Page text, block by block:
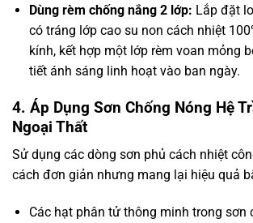
Dùng rèm chống nắng 2 lớp: Lắp đặt
có tráng lớp cao su non cách nhiệt
kính, kết hợp một lớp rèm voan mỏng
tiết ánh sáng linh hoạt vào ban ngày.
4. Áp Dụng Sơn Chống Nóng Hệ
Ngoại Thất
Sử dụng các dòng sơn phủ cách nhiệt
cách đơn giản nhưng mang lại hiệu quả
Các hạt phân tử thông minh trong sơn